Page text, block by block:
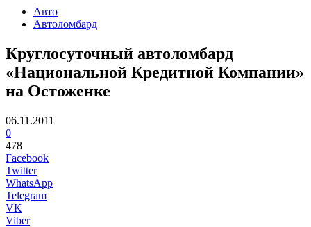
Авто
Автоломбард
Круглосуточный автоломбард
«Национальной Кредитной Компании»
на Остоженке
06.11.2011
0
478
Facebook
Twitter
WhatsApp
Telegram
VK
Viber